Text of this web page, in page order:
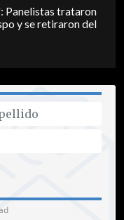
Panelistas trataron
y se retiraron del